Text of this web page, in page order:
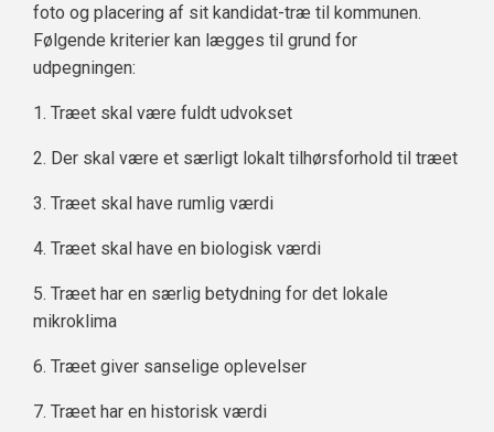
foto og placering af sit kandidat-træ til kommunen.
Følgende kriterier kan lægges til grund for
udpegningen:
1. Træet skal være fuldt udvokset
2. Der skal være et særligt lokalt tilhørsforhold til træet
3. Træet skal have rumlig værdi
4. Træet skal have en biologisk værdi
5. Træet har en særlig betydning for det lokale
mikroklima
6. Træet giver sanselige oplevelser
7. Træet har en historisk værdi